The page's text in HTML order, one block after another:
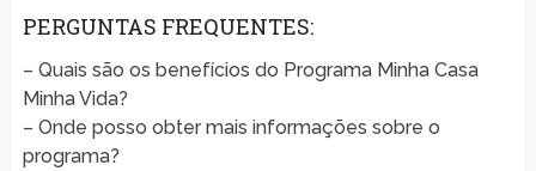
PERGUNTAS FREQUENTES:
– Quais são os benefícios do Programa Minha Casa
Minha Vida?
– Onde posso obter mais informações sobre o
programa?